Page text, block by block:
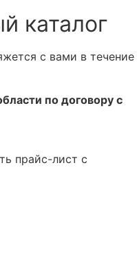
каталог
с вами в течение
по договору с
прайс-лист с